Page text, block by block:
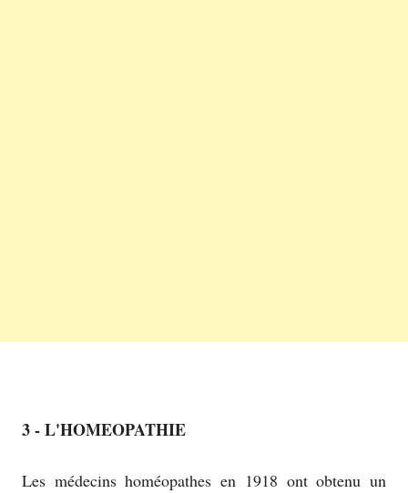
3 - L'HOMEOPATHIE
Les médecins homéopathes en 1918 ont obtenu un